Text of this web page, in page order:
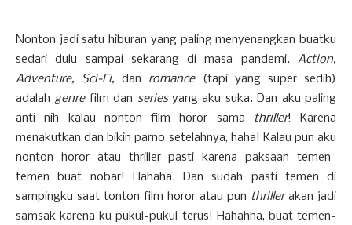
Nonton jadi satu hiburan yang paling menyenangkan buatku
sedari dulu sampai sekarang di masa pandemi. Action,
Adventure, Sci-Fi, dan romance(tapi yang super sedih)
adalah genrefilm dan seriesyang aku suka. Dan aku paling
anti nih kalau nonton film horor sama
thriller! Karena
menakutkan dan bikin parno setelahnya, haha! Kalau pun aku
nonton horor atau thriller pasti karena paksaan temen-
temen buat nobar! Hahaha. Dan sudah pasti temen di
sampingku saat tonton film horor atau pun thrillerakan jadi
samsak karena ku pukul-pukul terus! Hahahha, buat temen-